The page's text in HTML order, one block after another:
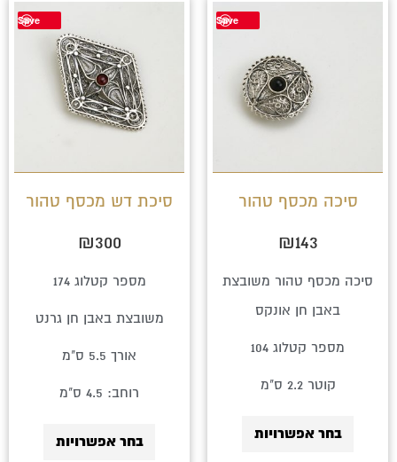
Save
סיכה מכסף טהור
₪143
סיכה מכסף טהור משובצת
באבן חן אונקס
מספר קטלוג 104
קוטר 2.2 ס"מ
בחר אפשרויות
למוצר
יש
מספר
סוגים.
בעמוד
Save
סיכת דש מכסף טהור
₪300
מספר קטלוג 174
משובצת באבן חן גרנט
אורך 5.5 ס"מ
רוחב: 4.5 ס"מ
בחר אפשרויות
למוצר